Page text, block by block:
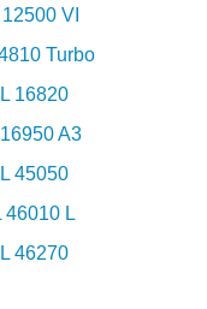
12500 VI
Turbo
L 16820
16950 A3
L 45050
46010 L
L 46270